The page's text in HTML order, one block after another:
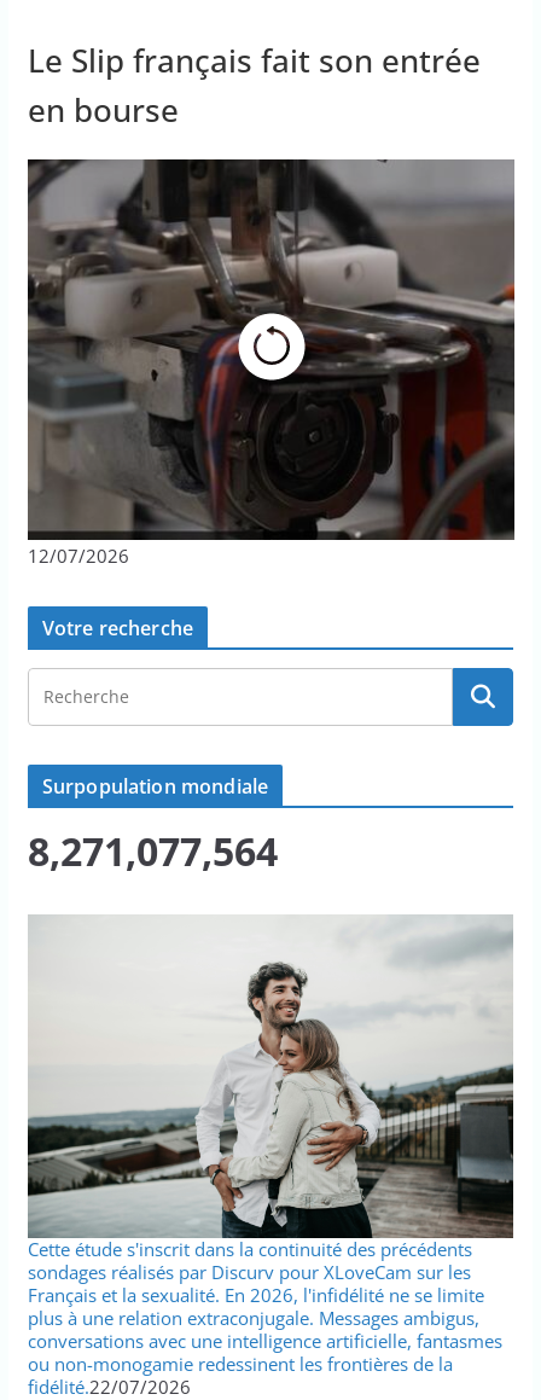
Le Slip français fait son entrée
en bourse
12/07/2026
Votre recherche
Surpopulation mondiale
8,271,077,564
Cette étude s'inscrit dans la continuité des précédents
sondages réalisés par Discurv pour XLoveCam sur les
Français et la sexualité. En 2026, l'infidélité ne se limite
plus à une relation extraconjugale. Messages ambigus,
conversations avec une intelligence artificielle, fantasmes
ou non-monogamie redessinent les frontières de la
fidélité.22/07/2026